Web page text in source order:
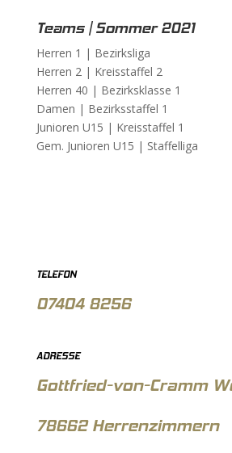
Teams | Sommer 2021
Herren 1 | Bezirksliga
Herren 2 | Kreisstaffel 2
Herren 40 | Bezirksklasse 1
Damen | Bezirksstaffel 1
Junioren U15 | Kreisstaffel 1
Gem. Junioren U15 | Staffelliga
TELEFON
07404 8256
ADRESSE
Gottfried-von-Cramm
78662 Herrenzimmern